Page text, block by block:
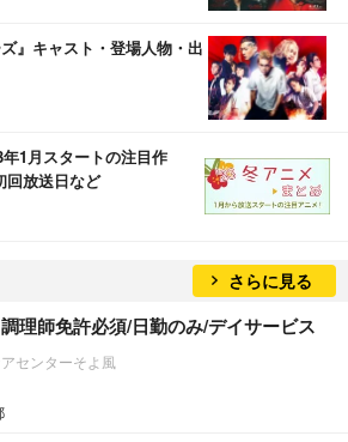
』キャスト・登場人物・出
年1月スタートの注目作
放送日など
さらに見る
理師免許必須/日勤のみ/デイサービス
センターそよ風